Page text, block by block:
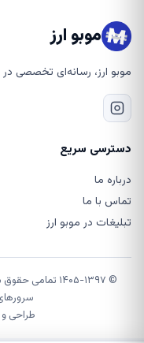
موبو ارز
موبو ارز، رسانه‌ای تخصصی
دسترسی سریع
درباره ما
تماس با ما
تبلیغات در موبو ارز
© ۱۴۰۵-۱۳۹۷
طراحی